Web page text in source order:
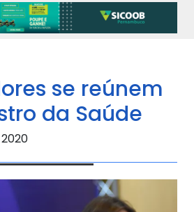
se reúnem
da Saúde